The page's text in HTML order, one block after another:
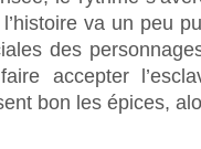
va un peu
des
accepter
bon les épices,